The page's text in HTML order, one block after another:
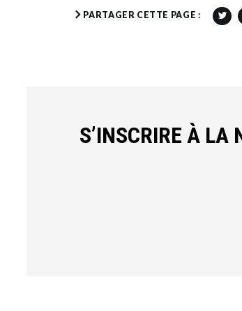
PARTAGER CETTE PAGE :
S’INSCRIRE À LA